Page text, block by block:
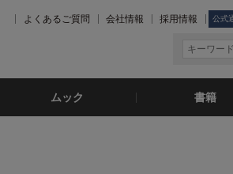
よくあるご質問 会社情報 採用情報 公式
ムック 書籍